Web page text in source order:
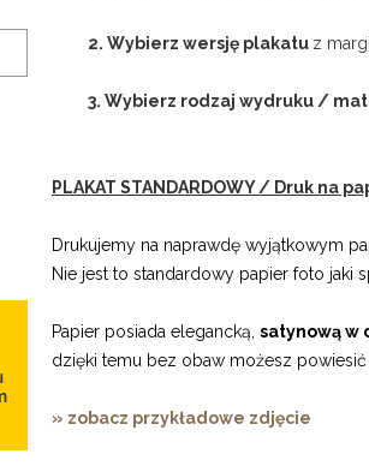
2. Wybierz wersję plakatu z
3. Wybierz rodzaj wydruku /
PLAKAT STANDARDOWY / Druk na
Drukujemy na naprawdę wyjątkowym
Nie jest to standardowy papier foto jaki
Papier posiada elegancką, satynową w
dzięki temu bez obaw możesz
» zobacz przykładowe zdjęcie